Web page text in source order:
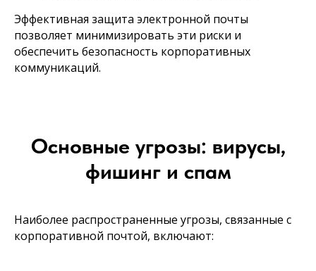
Эффективная защита электронной почты
позволяет минимизировать эти риски и
обеспечить безопасность корпоративных
коммуникаций.
Основные угрозы: вирусы,
фишинг и спам
Наиболее распространенные угрозы, связанные с
корпоративной почтой, включают: